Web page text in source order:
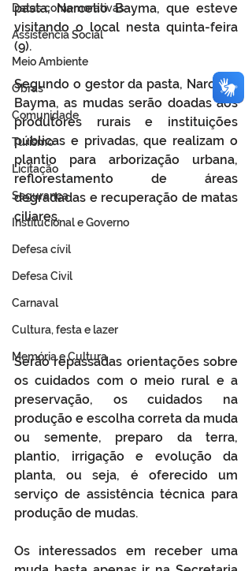
Datas comemorativas
Assistência Social
Meio Ambiente
Obras
Comunidade
Turismo
Licitação
Segurança
Institucional e Governo
Defesa cívil
Defesa Civil
Carnaval
Cultura, festa e lazer
Memória e Cultura
pasta, Narcelio Bayma, que esteve
visitando o local nesta quinta-feira
(9).
Segundo o gestor da pasta, Narcelio
Bayma, as mudas serão doadas aos
produtores rurais e instituições
públicas e privadas, que realizam o
plantio para arborização urbana,
reflorestamento de áreas
degradadas e recuperação de matas
ciliares.
Serão repassadas orientações sobre
os cuidados com o meio rural e a
preservação, os cuidados na
produção e escolha correta da muda
ou semente, preparo da terra,
plantio, irrigação e evolução da
planta, ou seja, é oferecido um
serviço de assistência técnica para
produção de mudas.
Os interessados em receber uma